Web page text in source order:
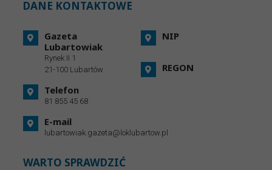
DANE KONTAKTOWE
Gazeta
Lubartowiak
Rynek II 1
21-100 Lubartów
Telefon
81 855 45 68
E-mail
lubartowiak.gazeta@loklubartow.pl
NIP
REGON
WARTO SPRAWDZIĆ